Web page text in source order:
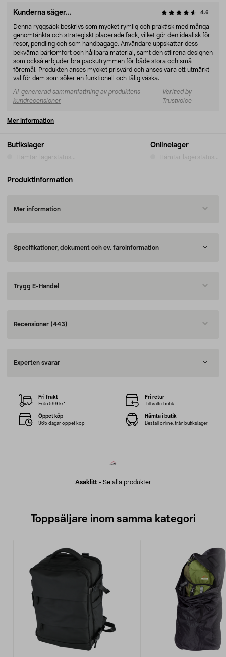
Butikslager
Hämtar lagerstatus...
Onlinelager
Hämtar lagerstatus...
Kunderna säger... 4.6
Denna ryggsäck beskrivs som mycket rymlig och praktisk med många
genomtänkta och strategiskt placerade fack, vilket gör den idealisk för
resor, pendling och som handbagage. Användare uppskattar dess
bekväma bärkomfort och hållbara material, samt den stilrena designen
som också erbjuder bra packutrymmen för både stora och små
föremål. Produkten anses mycket prisvärd och anses vara ett utmärkt
val för dem som söker en funktionell och tålig väska.
AI-genererad sammanfattning av produktens
kundrecensioner
Verified by
Trustvoice
Mer information
Produktinformation
Mer information
Specifikationer, dokument och ev. faroinformation
Trygg E-Handel
Recensioner (443)
Experten svarar
Asaklitt - Se alla produkter
Fri frakt
Från 599 kr*
Fri retur
Till valfri butik
Öppet köp
365 dagar öppet köp
Hämta i butik
Beställ online, från butikslager
Toppsäljare inom samma kategori